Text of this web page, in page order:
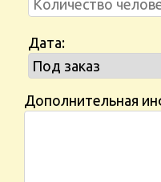
Дата:
Дополнительная